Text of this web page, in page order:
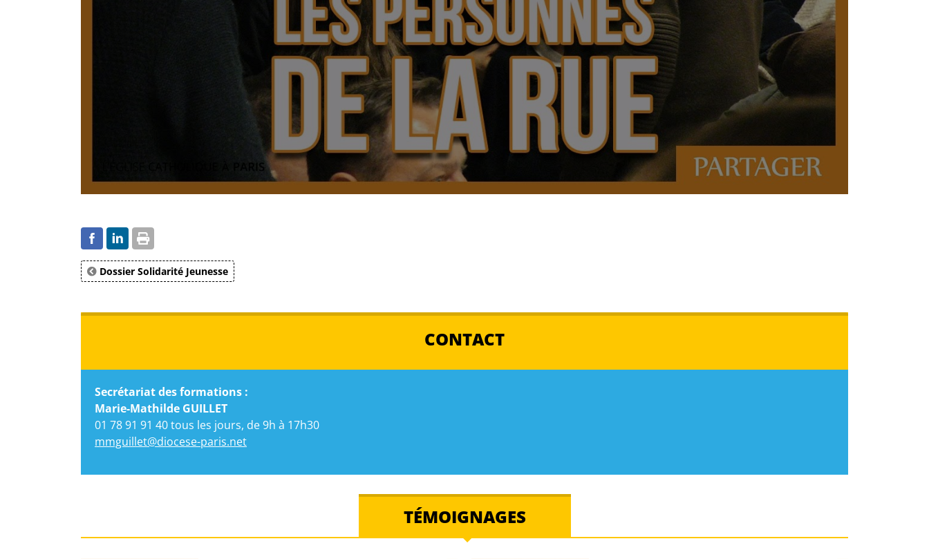
Dossier Solidarité Jeunesse
CONTACT
Secrétariat des formations :
Marie-Mathilde GUILLET
01 78 91 91 40 tous les jours, de 9h à 17h30
mmguillet@diocese-paris.net
TÉMOIGNAGES